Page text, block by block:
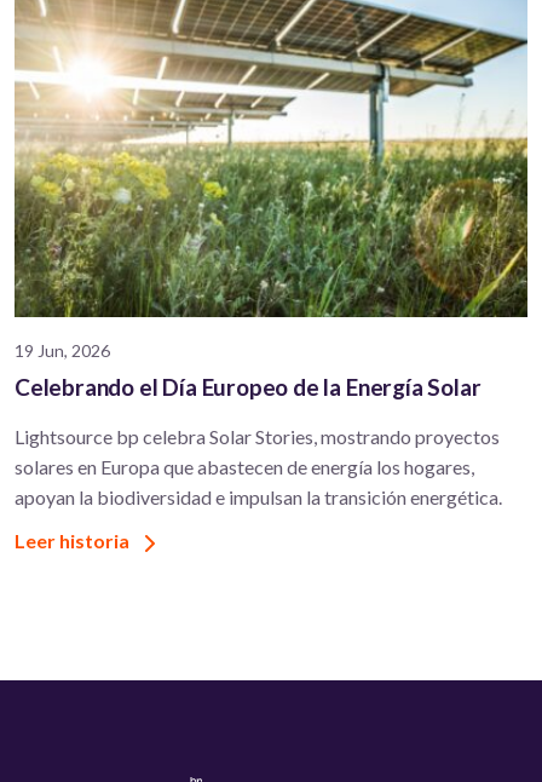
19 Jun, 2026
Celebrando el Día Europeo de la Energía Solar
Lightsource bp celebra Solar Stories, mostrando proyectos
solares en Europa que abastecen de energía los hogares,
apoyan la biodiversidad e impulsan la transición energética.
Leer historia